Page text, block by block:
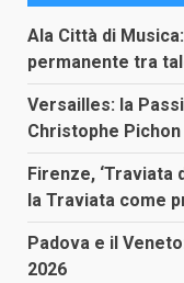
Ala Città di
permanente tra
Versailles: la
Christophe
Firenze, ‘Traviata
la Traviata come
Padova e il
2026